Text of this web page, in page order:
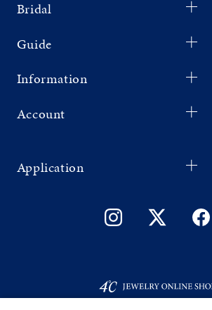
Bridal
Guide
Information
Account
Application